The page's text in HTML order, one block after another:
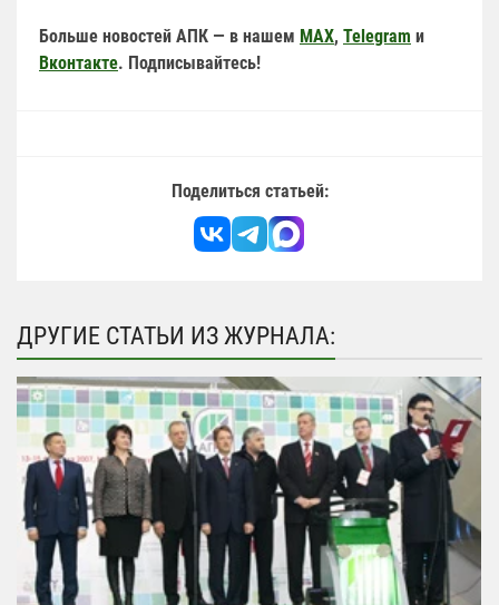
Больше новостей АПК — в нашем MAX, Telegram и
Вконтакте. Подписывайтесь!
Поделиться статьей:
ДРУГИЕ СТАТЬИ ИЗ ЖУРНАЛА: